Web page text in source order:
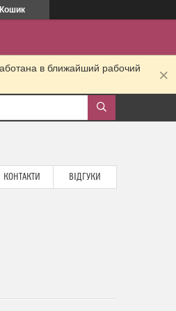
Кошик
в ближайший рабочий
КОНТАКТИ ВІДГУКИ